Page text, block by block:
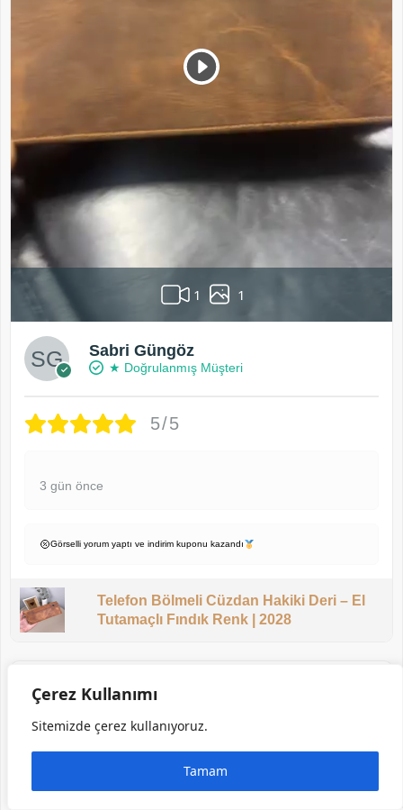
Çerez Kullanımı
Sitemizde çerez kullanıyoruz.
Tamam
1 1
Sabri Güngöz
★ Doğrulanmış Müşteri
5/5
3 gün önce
Görselli yorum yaptı ve indirim kuponu kazandı
Telefon Bölmeli Cüzdan Hakiki Deri – El
Tutamaçlı Fındık Renk | 2028
Arzu Ç.